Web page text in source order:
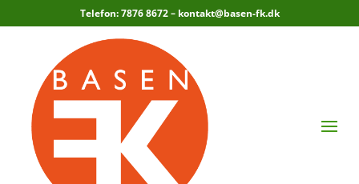
Telefon: 7876 8672 – kontakt@basen-fk.dk